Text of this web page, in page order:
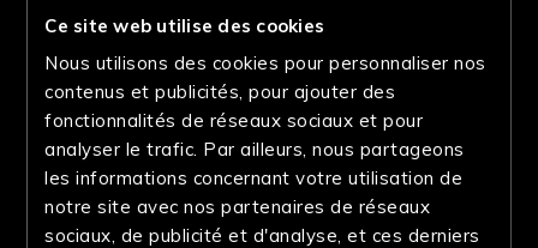
Ce site web utilise des cookies
Nous utilisons des cookies pour personnaliser nos
contenus et publicités, pour ajouter des
fonctionnalités de réseaux sociaux et pour
analyser le trafic. Par ailleurs, nous partageons
les informations concernant votre utilisation de
notre site avec nos partenaires de réseaux
sociaux, de publicité et d'analyse, et ces derniers